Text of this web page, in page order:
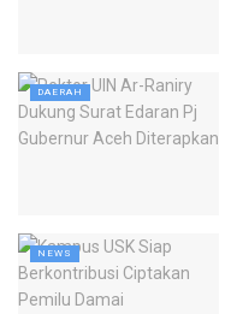
DAERAH
NEWS